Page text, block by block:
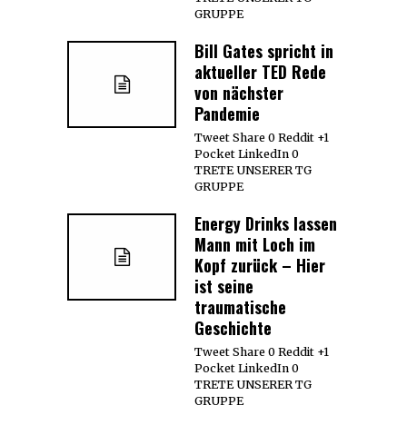
GRUPPE
Bill Gates spricht in
aktueller TED Rede
von nächster
Pandemie
Tweet Share 0 Reddit +1
Pocket LinkedIn 0
TRETE UNSERER TG
GRUPPE
Energy Drinks lassen
Mann mit Loch im
Kopf zurück – Hier
ist seine
traumatische
Geschichte
Tweet Share 0 Reddit +1
Pocket LinkedIn 0
TRETE UNSERER TG
GRUPPE